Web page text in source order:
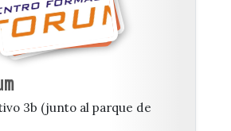
3b (junto al parque de